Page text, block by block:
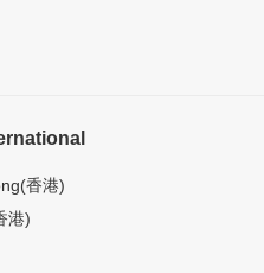
香港)
港)